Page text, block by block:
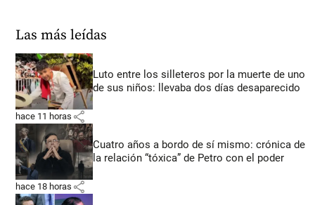
Las más leídas
Luto entre los silleteros por la muerte de uno
de sus niños: llevaba dos días desaparecido
hace 11 horas share
Cuatro años a bordo de sí mismo: crónica de
la relación “tóxica” de Petro con el poder
hace 18 horas share